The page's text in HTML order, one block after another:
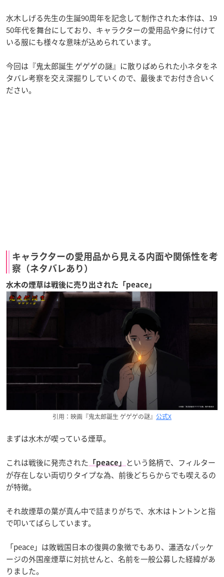
水木しげる先生の生誕90周年を記念して制作された本作は、19
50年代を舞台にしており、キャラクターの愛用品や身に付けて
いる服にも様々な意味が込められています。
今回は『鬼太郎誕生 ゲゲゲの謎』に散りばめられた小ネタをネ
タバレ考察を交え深掘りしていくので、最後までお付き合いく
ださい。
キャラクターの愛用品から見える内面や関係性を考
察（ネタバレあり）
水木の煙草は戦後に売り出された「peace」
引用：映画『鬼太郎誕生 ゲゲゲの謎』 公式X
まずは水木が喫っている煙草。
これは戦後に発売された 「peace」
という銘柄で、フィルター
が存在しない両切りタイプな為、前後どちらからでも喫えるの
が特徴。
それ故煙草の葉が真ん中で詰まりがちで、水木はトントンと指
で叩いてばらしています。
「peace」は敗戦国日本の復興の象徴でもあり、瀟洒なパッケ
ージの外国産煙草に対抗せんと、名前を一般公募した経緯があ
りました。